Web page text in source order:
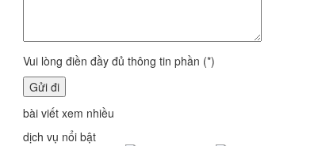
Vui lòng điền đầy đủ thông tin phần (*)
bài viết xem nhiều
dịch vụ nổi bật